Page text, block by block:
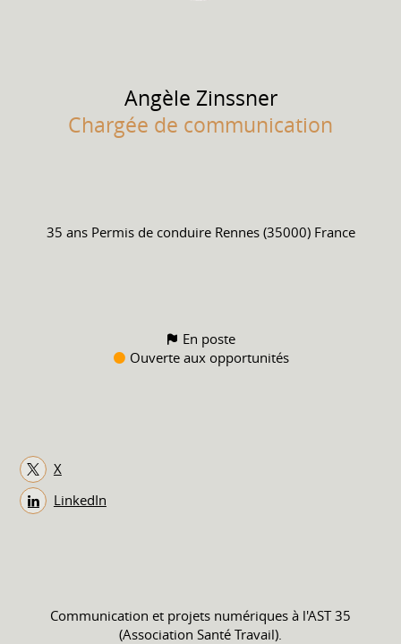
Angèle Zinssner
Chargée de communication
35 ans Permis de conduire Rennes (35000) France
En poste
Ouverte aux opportunités
X
LinkedIn
Communication et projets numériques à l'AST 35
(Association Santé Travail).